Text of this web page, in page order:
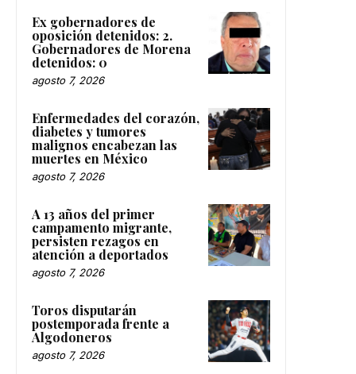
Ex gobernadores de
oposición detenidos: 2.
Gobernadores de Morena
detenidos: 0
agosto 7, 2026
Enfermedades del corazón,
diabetes y tumores
malignos encabezan las
muertes en México
agosto 7, 2026
A 13 años del primer
campamento migrante,
persisten rezagos en
atención a deportados
agosto 7, 2026
Toros disputarán
postemporada frente a
Algodoneros
agosto 7, 2026